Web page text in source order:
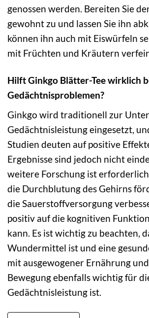
genossen werden. Bereiten Sie
gewohnt zu und lassen Sie ihn
können ihn auch mit Eiswürfeln
mit Früchten und Kräutern
Hilft Ginkgo Blätter-Tee wirklich
Gedächtnisproblemen?
Ginkgo wird traditionell zur
Gedächtnisleistung eingesetzt,
Studien deuten auf positive
Ergebnisse sind jedoch nicht
weitere Forschung ist
die Durchblutung des Gehirns
die Sauerstoffversorgung
positiv auf die kognitiven
kann. Es ist wichtig zu beachten,
Wundermittel ist und eine
mit ausgewogener Ernährung
Bewegung ebenfalls wichtig für
Gedächtnisleistung ist.